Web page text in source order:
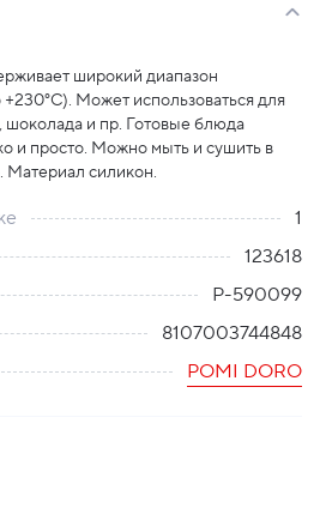
широкий диапазон
Может использоваться для
шоколада и пр. Готовые блюда
и просто. Можно мыть и сушить в
силикон.
1
123618
P-590099
8107003744848
POMI DORO